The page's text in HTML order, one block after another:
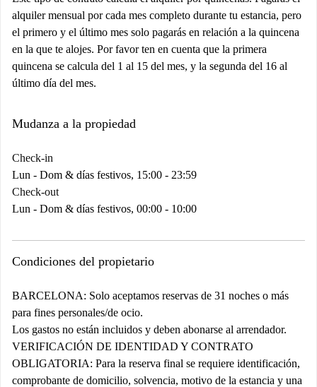
alquiler mensual por cada mes completo durante tu estancia, pero
el primero y el último mes solo pagarás en relación a la quincena
en la que te alojes. Por favor ten en cuenta que la primera
quincena se calcula del 1 al 15 del mes, y la segunda del 16 al
último día del mes.
Mudanza a la propiedad
Check-in
Lun - Dom & días festivos, 15:00 - 23:59
Check-out
Lun - Dom & días festivos, 00:00 - 10:00
Condiciones del propietario
BARCELONA: Solo aceptamos reservas de 31 noches o más
para fines personales/de ocio.
Los gastos no están incluidos y deben abonarse al arrendador.
VERIFICACIÓN DE IDENTIDAD Y CONTRATO
OBLIGATORIA: Para la reserva final se requiere identificación,
comprobante de domicilio, solvencia, motivo de la estancia y una